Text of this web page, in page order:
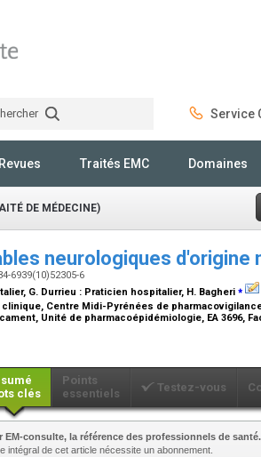
Service
Revues Traités EMC Domaines
DE MÉDECINE)
neurologiques
6939(10)52305-6
, G. Durrieu : Praticien hospitalier, H. Bagheri ⁎
Centre Midi-Pyrénées de
Unité de pharmacoépidémiologie, EA 3696,
clés
Points
essentiels
Testez-vous
EM-consulte, la référence des professionnels de santé.
intégral de cet article nécessite un abonnement.